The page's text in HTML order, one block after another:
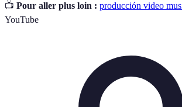
📺 Pour aller plus loin : producción video
YouTube